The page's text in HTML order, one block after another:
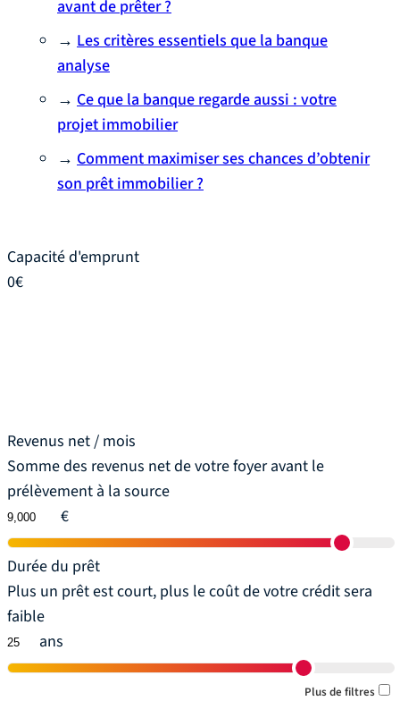
avant de prêter ?
→ Les critères essentiels que la banque
analyse
→ Ce que la banque regarde aussi : votre
projet immobilier
→ Comment maximiser ses chances d’obtenir
son prêt immobilier ?
Capacité d'emprunt
0€
Revenus net / mois
Somme des revenus net de votre foyer avant le
prélèvement à la source
€
Durée du prêt
Plus un prêt est court, plus le coût de votre crédit sera
faible
ans
Plus de filtres